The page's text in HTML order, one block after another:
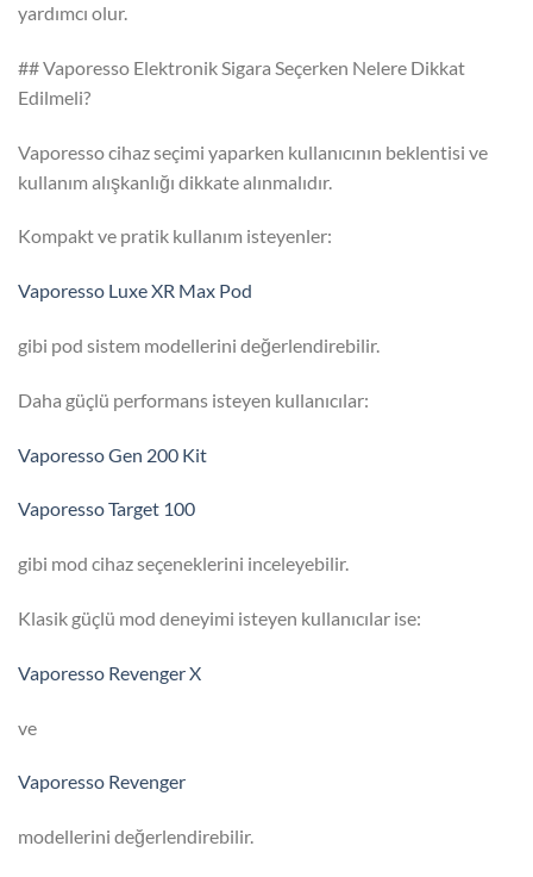
yardımcı olur.
## Vaporesso Elektronik Sigara Seçerken Nelere Dikkat
Edilmeli?
Vaporesso cihaz seçimi yaparken kullanıcının beklentisi ve
kullanım alışkanlığı dikkate alınmalıdır.
Kompakt ve pratik kullanım isteyenler:
Vaporesso Luxe XR Max Pod
gibi pod sistem modellerini değerlendirebilir.
Daha güçlü performans isteyen kullanıcılar:
Vaporesso Gen 200 Kit
Vaporesso Target 100
gibi mod cihaz seçeneklerini inceleyebilir.
Klasik güçlü mod deneyimi isteyen kullanıcılar ise:
Vaporesso Revenger X
ve
Vaporesso Revenger
modellerini değerlendirebilir.